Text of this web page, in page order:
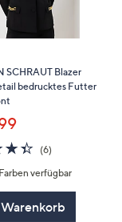
SCHRAUT Blazer
bedrucktes Futter
4.3
von
5
(6)6
verfügbar